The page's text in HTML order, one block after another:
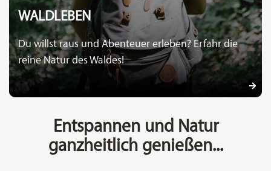
WALDLEBEN
Du willst raus und Abenteuer erleben? Erfahr die
reine Natur des Waldes!
Entspannen und Natur
ganzheitlich genießen...